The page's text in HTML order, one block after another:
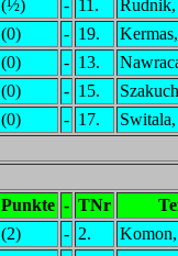
(½) - 11.
(0) - 19.
(0) - 13.
(0) - 15.
(0) - 17.
Punkte - TNr
(2) - 2.